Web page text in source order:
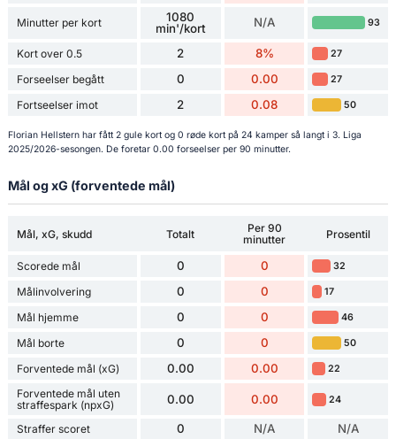
Minutter per kort
1080
min'/kort
N/A 93
Kort over 0.5 2 8% 27
Forseelser begått 0 0.00 27
Fortseelser imot 2 0.08 50
Florian Hellstern har fått 2 gule kort og 0 røde kort på 24 kamper så langt i 3. Liga
2025/2026-sesongen. De foretar 0.00 forseelser per 90 minutter.
Mål og xG (forventede mål)
Mål, xG, skudd Totalt
Per 90
minutter
Prosentil
Scorede mål 0 0 32
Målinvolvering 0 0 17
Mål hjemme 0 0 46
Mål borte 0 0 50
Forventede mål (xG) 0.00 0.00 22
Forventede mål uten
straffespark (npxG)
0.00 0.00 24
Straffer scoret 0 N/A N/A